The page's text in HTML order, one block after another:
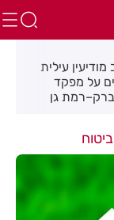
עילית
על מפקד
גן